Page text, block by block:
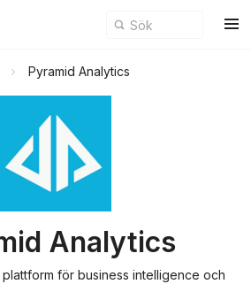
Pyramid Analytics
Analytics
för business intelligence och